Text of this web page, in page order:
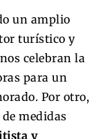
un amplio
turístico y
celebran la
para un
Por otro,
medidas
y